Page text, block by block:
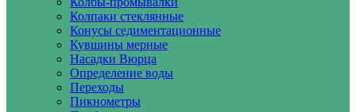
Колпаки стеклянные
Конусы седиментационные
Кувшины мерные
Насадки Вюрца
Определение воды
Переходы
Пикнометры